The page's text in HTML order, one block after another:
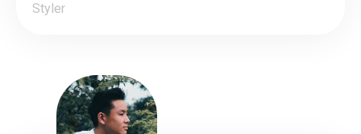
Styler